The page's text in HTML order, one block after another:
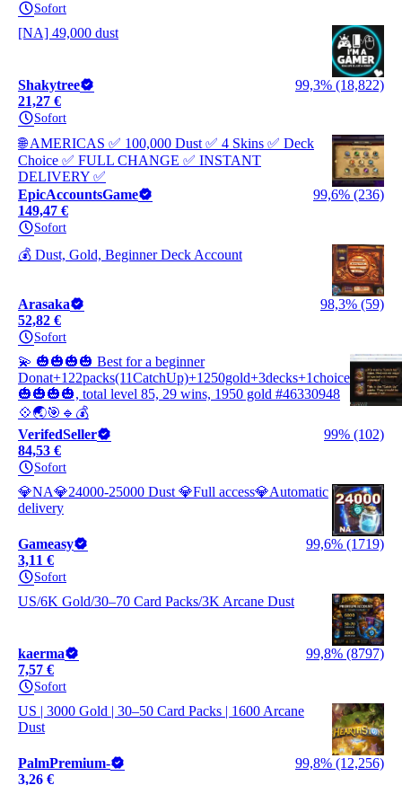
Sofort
[NA] 49,000 dust
Shakytree
99,3% (18,822)
21,27 €
Sofort
🌐 AMERICAS ✅ 100,000 Dust ✅ 4 Skins ✅ Deck
Choice ✅ FULL CHANGE ✅ INSTANT
DELIVERY ✅
EpicAccountsGame
99,6% (236)
149,47 €
Sofort
💰 Dust, Gold, Beginner Deck Account
Arasaka
98,3% (59)
52,82 €
Sofort
💫 🎃🎃🎃🎃 Best for a beginner
Donat+122packs(11CatchUp)+1250gold+3decks+1choice
🎃🎃🎃🎃, total level 85, 29 wins, 1950 gold #46330948
💠🌏🎯🔹💰
VerifedSeller
99% (102)
84,53 €
Sofort
💎NA💎24000-25000 Dust 💎Full access💎Automatic
delivery
Gameasy
99,6% (1719)
3,11 €
Sofort
US/6K Gold/30–70 Card Packs/3K Arcane Dust
kaerma
99,8% (8797)
7,57 €
Sofort
US | 3000 Gold | 30–50 Card Packs | 1600 Arcane
Dust
PalmPremium-
99,8% (12,256)
3,26 €